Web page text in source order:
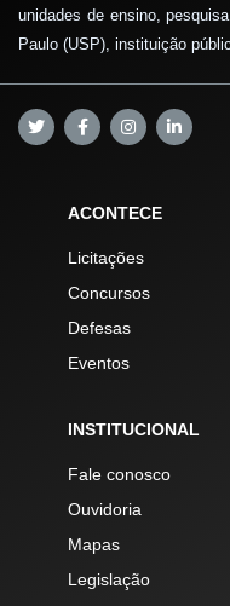
unidades de ensino,
Paulo (USP), instituição
ACONTECE
Licitações
Concursos
Defesas
Eventos
INSTITUCIONAL
Fale conosco
Ouvidoria
Mapas
Legislação